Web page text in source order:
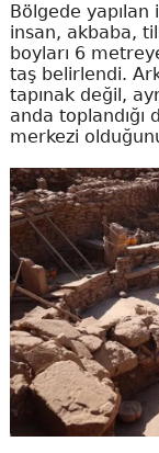
Bölgede
insan, akbaba,
boyları 6
taş belirlendi.
tapınak değil,
anda
merkezi